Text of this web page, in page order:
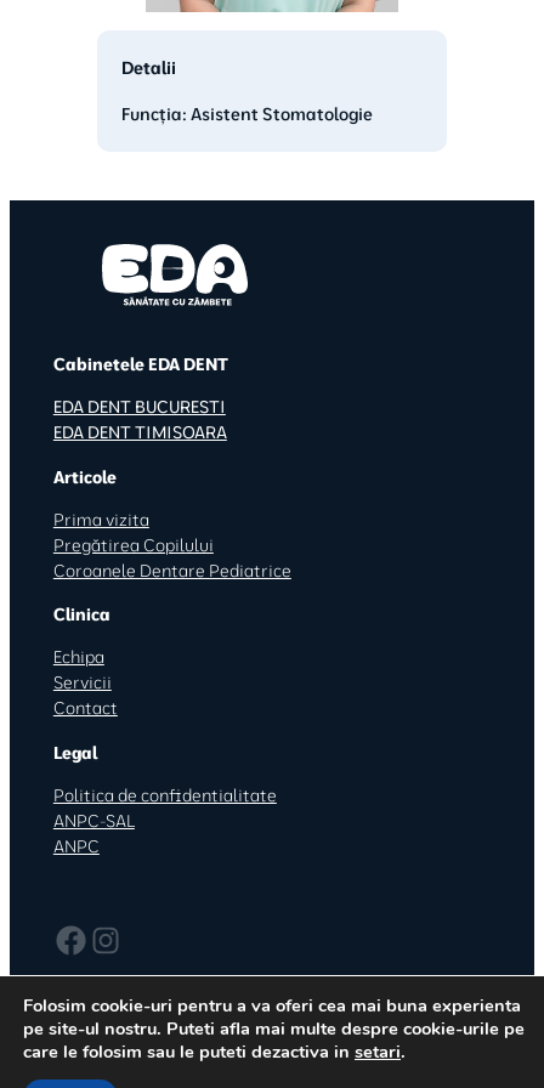
Detalii
Funcția: Asistent Stomatologie
Cabinetele EDA DENT
EDA DENT BUCURESTI
EDA DENT TIMISOARA
Articole
Prima vizita
Pregătirea Copilului
Coroanele Dentare Pediatrice
Clinica
Echipa
Servicii
Contact
Legal
Politica de confidentialitate
ANPC-SAL
ANPC
Facebook
Instagram
Copyright © 2024Kids Smile SRL, CUI: 47456594,
Reg. Com. J40/4958/2023
Website realizat
Folosim cookie-uri pentru a va oferi cea mai buna experienta
pe site-ul nostru. Puteti afla mai multe despre cookie-urile pe
care le folosim sau le puteti dezactiva in setari.